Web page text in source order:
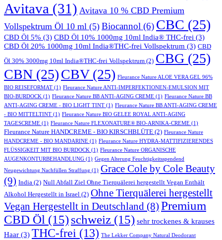
Avitava (31) Avitava 10 % CBD Premium
Vollspektrum Öl 10 ml (5) Biocannol (6) CBC (25)
CBD Öl 5% (3) CBD Öl 10% 1000mg 10ml India® THC-frei (3)
CBD Öl 20% 1000mg 10ml India®THC-frei Vollspektrum (3) CBD
Öl 30% 3000mg 10ml India®THC-frei Vollspektrum (2) CBG (25)
CBN (25)CBV(25) Fleurance Nature ALOE VERA GEL 96%
BIO REISEFORMAT (1) Fleurance Nature ANTI-IMPERFEKTIONEN-EMULSION MIT
BIO-BURDOCK (1) Fleurance Nature BB ANTI-AGING CREME (1) Fleurance Nature BB
ANTI-AGING CREME - BIO LIGHT TINT (1) Fleurance Nature BB ANTI-AGING CREME
- BIO MITTELTINT (1) Fleurance Nature BIO GELEE ROYAL ANTI-AGING
TAGESCREME (1) Fleurance Nature FLEXONATURE® BIO-ARNIKA-CREME (1)
Fleurance Nature HANDCREME - BIO KIRSCHBLÜTE (2) Fleurance Nature
HANDCREME - BIO MANDARINE (1) Fleurance Nature HYDRA-MATTIFIZIERENDES
FLÜSSIGKEIT MIT BIO BURDOCK (1) Fleurance Nature ORGANISCHE
AUGENKONTURBEHANDLUNG (1) Gegen Alterung Feuchtigkeitsspendend
Neugewichtung Nachfüllen Straffung (1) Grace Cole by Cole Beauty
(9) India (2) Null Abfall Ziel Ohne Tierquälerei hergestellt Vegan Enthält
Alkohol Hergestellt in Israel (2) Ohne Tierquälerei hergestellt
Vegan Hergestellt in Deutschland (8) Premium
CBD Öl (15)schweiz (15) sehr trockenes & krauses
Haar (3) THC-frei (13) The Lekker Company Natural Deodorant